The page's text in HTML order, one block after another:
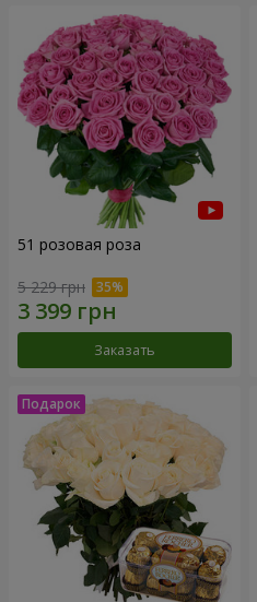
51 розовая роза
5 229 грн
Заказать